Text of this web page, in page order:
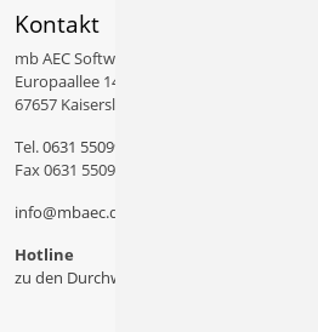
Kontakt
mb AEC Software GmbH
Europaallee 14
67657 Kaiserslautern
Tel.0631 550999 11
Fax 0631 550999 20
info@mbaec.de
Hotline
zu den Durchwahlen